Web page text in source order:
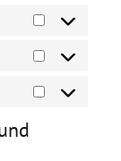
Vorlieben
Statistiken
Marketing